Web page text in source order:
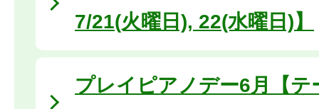
7/21(火曜日), 22(水曜日)】
プレイピアノデー6月【テ